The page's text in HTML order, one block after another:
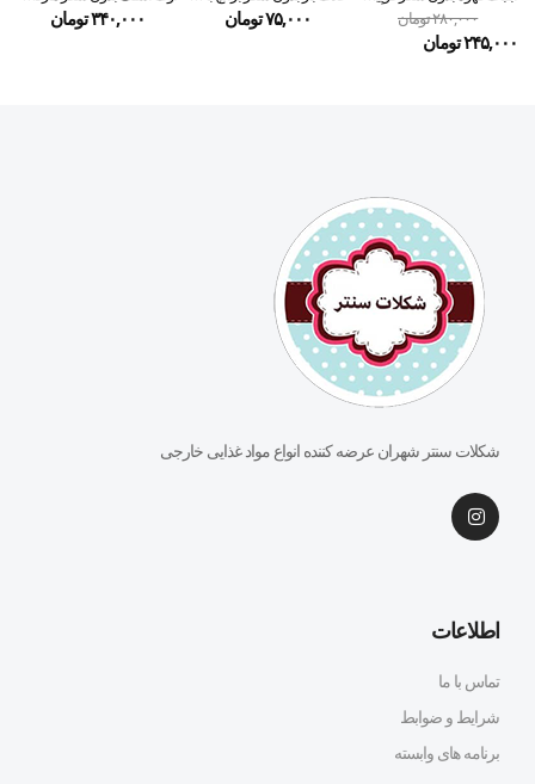
۲۸۰,۰۰۰تومان
۲۴۵,۰۰۰تومان
۷۵,۰۰۰تومان ۳۴۰,۰۰۰تومان
شکلات سنتر شهران عرضه کننده انواع مواد غذایی خارجی
اطلاعات
تماس با ما
شرایط و ضوابط
برنامه های وابسته